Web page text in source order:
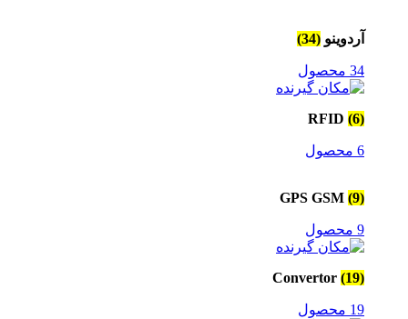
آردوینو (34)
34 محصول
RFID (6)
6 محصول
GPS GSM (9)
9 محصول
Convertor (19)
19 محصول